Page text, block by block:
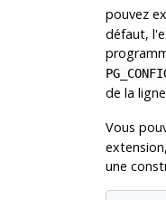
pouvez
défaut,
de la
Vous
une